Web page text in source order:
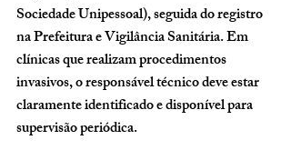
Sociedade Unipessoal), seguida do registro
na Prefeitura e Vigilância Sanitária. Em
clínicas que realizam procedimentos
invasivos, o responsável técnico deve estar
claramente identificado e disponível para
supervisão periódica.